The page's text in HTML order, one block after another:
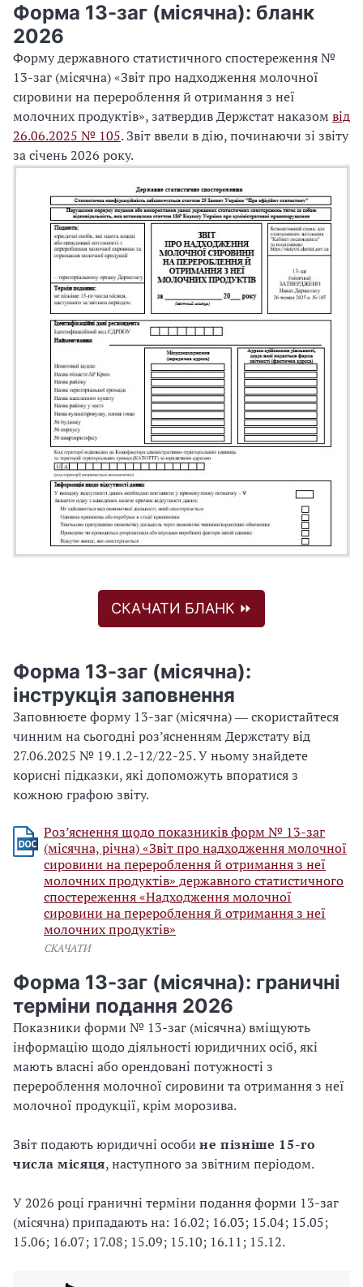
Форма 13-заг (місячна): бланк
2026
Форму державного статистичного спостереження №
13-заг (місячна) «Звіт про надходження молочної
сировини на перероблення й отримання з неї
молочних продуктів», затвердив Держстат наказом від
26.06.2025 № 105. Звіт ввели в дію, починаючи зі звіту
за січень 2026 року.
СКАЧАТИ БЛАНК ⏩
Форма 13-заг (місячна):
інструкція заповнення
Заповнюєте форму 13-заг (місячна) ― скористайтеся
чинним на сьогодні роз’ясненням Держстату від
27.06.2025 № 19.1.2-12/22-25. У ньому знайдете
корисні підказки, які допоможуть впоратися з
кожною графою звіту.
Роз’яснення щодо показників форм № 13-заг
(місячна, річна) «Звіт про надходження молочної
сировини на перероблення й отримання з неї
молочних продуктів» державного статистичного
спостереження «Надходження молочної
сировини на перероблення й отримання з неї
молочних продуктів»
СКАЧАТИ
Форма 13-заг (місячна): граничні
терміни подання 2026
Показники форми № 13-заг (місячна) вміщують
інформацію щодо діяльності юридичних осіб, які
мають власні або орендовані потужності з
перероблення молочної сировини та отримання з неї
молочної продукції, крім морозива.
Звіт подають юридичні особи не пізніше 15-го
числа місяця, наступного за звітним періодом.
У 2026 році граничні терміни подання форми 13-заг
(місячна) припадають на: 16.02; 16.03; 15.04; 15.05;
15.06; 16.07; 17.08; 15.09; 15.10; 16.11; 15.12.